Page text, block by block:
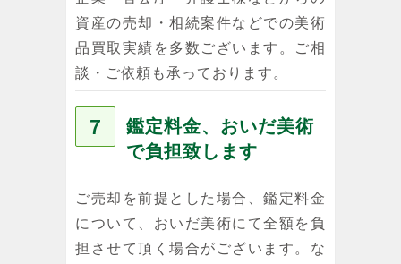
資産の売却・相続案件などでの美術
品買取実績を多数ございます。ご相
談・ご依頼も承っております。
７
鑑定料金、おいだ美術
で負担致します
ご売却を前提とした場合、鑑定料金
について、おいだ美術にて全額を負
担させて頂く場合がございます。な